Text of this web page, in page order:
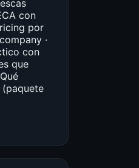
con
por
·
con
que
(paquete